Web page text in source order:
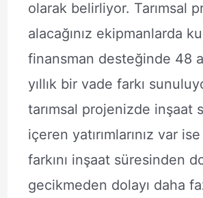
olarak belirliyor. Tarımsal
alacağınız ekipmanlarda
finansman desteğinde 48
yıllık bir vade farkı
tarımsal projenizde inşaat
içeren yatırımlarınız var
farkını inşaat süresinden
gecikmeden dolayı daha